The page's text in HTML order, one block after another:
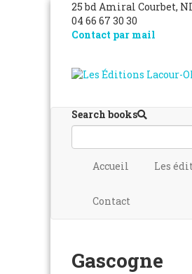
25 bd Amiral Courbet,
04 66 67 30 30
Contact par mail
Search books
Accueil Les
Contact
Gascogne